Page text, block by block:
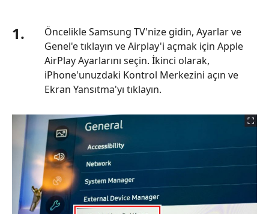
1.
Öncelikle Samsung TV'nize gidin, Ayarlar ve
Genel'e tıklayın ve Airplay'i açmak için Apple
AirPlay Ayarlarını seçin. İkinci olarak,
iPhone'unuzdaki Kontrol Merkezini açın ve
Ekran Yansıtma'yı tıklayın.